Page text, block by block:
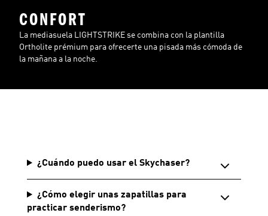
CONFORT
La mediasuela LIGHTSTRIKE se combina con la plantilla
Ortholite prémium para ofrecerte una pisada más cómoda de
la mañana a la noche.
¿Cuándo puedo usar el Skychaser?
¿Cómo elegir unas zapatillas para
practicar senderismo?